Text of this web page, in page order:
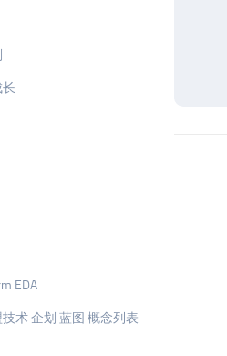
EDA
术 企划 蓝图 概念列表